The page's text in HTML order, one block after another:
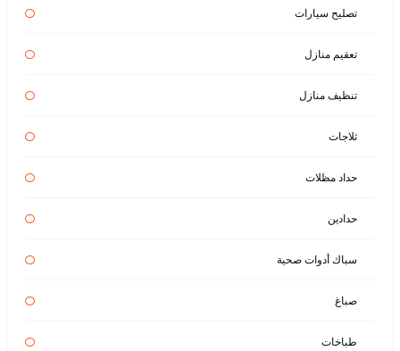
تصليح سيارات
تعقيم منازل
تنظيف منازل
ثلاجات
حداد مظلات
حدادين
سباك أدوات صحية
صباغ
طباخات